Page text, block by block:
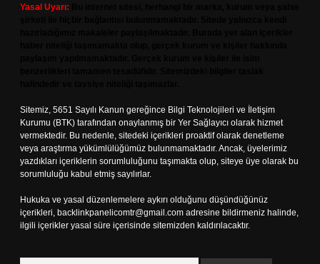
Yasal Uyarı:
Sitemiz, 5651 Sayılı Kanun gereğince Bilgi Teknolojileri ve İletişim
Kurumu (BTK) tarafından onaylanmış bir Yer Sağlayıcı olarak hizmet
vermektedir. Bu nedenle, sitedeki içerikleri proaktif olarak denetleme
veya araştırma yükümlülüğümüz bulunmamaktadır. Ancak, üyelerimiz
yazdıkları içeriklerin sorumluluğunu taşımakta olup, siteye üye olarak bu
sorumluluğu kabul etmiş sayılırlar.
Hukuka ve yasal düzenlemelere aykırı olduğunu düşündüğünüz
içerikleri, backlinkpanelicomtr@gmail.com adresine bildirmeniz halinde,
ilgili içerikler yasal süre içerisinde sitemizden kaldırılacaktır.